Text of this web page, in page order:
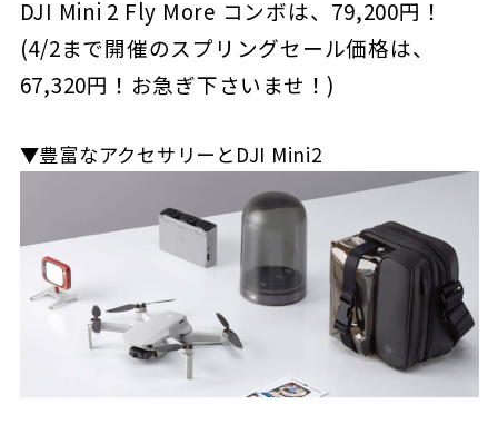
DJI Mini 2 Fly More コンボは、79,200円！
(4/2まで開催のスプリングセール価格は、
67,320円！お急ぎ下さいませ！)
▼豊富なアクセサリーとDJI Mini2